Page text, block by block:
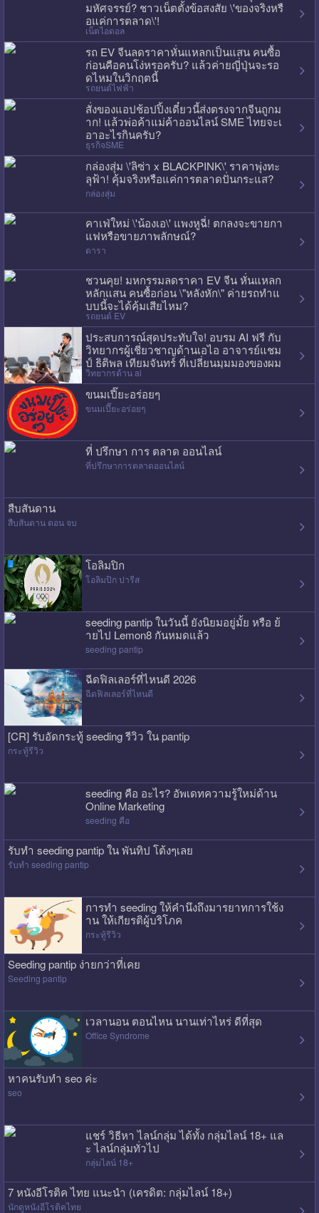
มหัศจรรย์? ชาวเน็ตตั้งข้อสงสัย \'ของจริงหรื
อแค่การตลาด\'!
เน็ตไอดอล
รถ EV จีนลดราคาหั่นแหลกเป็นแสน คนซื้อ
ก่อนคือคนโง่หรอครับ? แล้วค่ายญี่ปุ่นจะรอ
ดไหมในวิกฤตนี้
รถยนต์ไฟฟ้า
สั่งของแอปช้อปปิ้งเดี๋ยวนี้ส่งตรงจากจีนถูกม
าก! แล้วพ่อค้าแม่ค้าออนไลน์ SME ไทยจะเ
อาอะไรกินครับ?
ธุรกิจSME
กล่องสุ่ม \'ลิซ่า x BLACKPINK\' ราคาพุ่งทะ
ลุฟ้า! คุ้มจริงหรือแค่การตลาดปั่นกระแส?
กล่องสุ่ม
คาเฟ่ใหม่ \'น้องเอ\' แพงหูฉี่! ตกลงจะขายกา
แฟหรือขายภาพลักษณ์?
ดารา
ชวนคุย! มหกรรมลดราคา EV จีน หั่นแหลก
หลักแสน คนซื้อก่อน \"หลังหัก\" ค่ายรถทำแ
บบนี้จะได้คุ้มเสียไหม?
รถยนต์ EV
ประสบการณ์สุดประทับใจ! อบรม AI ฟรี กับ
วิทยากรผู้เชี่ยวชาญด้านเอไอ อาจารย์แชม
ป์ ธิติพล เทียมจันทร์ ที่เปลี่ยนมุมมองของผม
ไปเลย
วิทยากรด้าน ai
ขนมเปี๊ยะอร่อยๆ
ขนมเปี๊ยะอร่อยๆ
ที่ ปรึกษา การ ตลาด ออนไลน์
ที่ปรึกษาการตลาดออนไลน์
สืบสันดาน
สืบสันดาน ตอน จบ
โอลิมปิก
โอลิมปิก ปารีส
seeding pantip ในวันนี้ ยังนิยมอยู่มั้ย หรือ ย้
ายไป Lemon8 กันหมดแล้ว
seeding pantip
ฉีดฟิลเลอร์ที่ไหนดี 2026
ฉีดฟิลเลอร์ที่ไหนดี
[CR] รับอัดกระทู้ seeding รีวิว ใน pantip
กระทู้รีวิว
seeding คือ อะไร? อัพเดทความรู้ใหม่ด้าน
Online Marketing
seeding คือ
รับทำ seeding pantip ใน พันทิป โต้งๆเลย
รับทำ seeding pantip
การทำ seeding ให้คำนึงถึงมารยาทการใช้ง
าน ให้เกียรติผู้บริโภค
กระทู้รีวิว
Seeding pantip ง่ายกว่าที่เคย
Seeding pantip
เวลานอน ตอนไหน นานเท่าไหร่ ดีที่สุด
Office Syndrome
หาคนรับทำ seo ค่ะ
seo
แชร์ วิธีหา ไลน์กลุ่ม ได้ทั้ง กลุ่มไลน์ 18+ แล
ะ ไลน์กลุ่มทั่วไป
กลุ่มไลน์ 18+
7 หนังอีโรติค ไทย แนะนำ (เครดิต: กลุ่มไลน์ 18+)
นักดูหนังอีโรติคไทย